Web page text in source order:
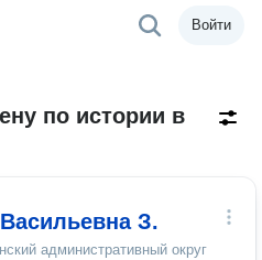
Войти
по истории в
З.
административный округ